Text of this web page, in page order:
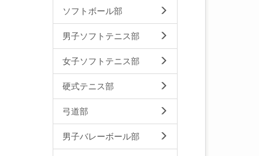
ソフトボール部
男子ソフトテニス部
女子ソフトテニス部
硬式テニス部
弓道部
男子バレーボール部